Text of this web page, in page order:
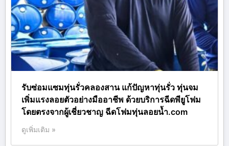
รับซ่อมแซมทุ่นรั่วคลองสาน แก้ปัญหาทุ่นรั่ว ทุ่นจม
เพิ่มแรงลอยตัวอย่างมืออาชีพ ด้วยบริการฉีดพียูโฟม
โดยตรงจากผู้เชี่ยวชาญ ฉีดโฟมทุ่นลอยน้ำ.com
ดูเพิ่มเติม »